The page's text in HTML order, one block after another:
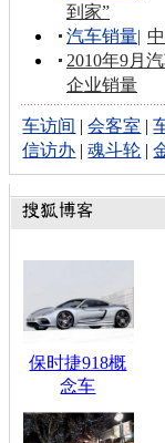
到家”
汽车销量|
2010年9月
企业销量
车访间 |会客室 |
信访办 |魂斗轮 |
保时捷918概
念车